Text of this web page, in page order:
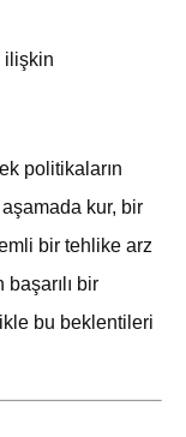
ilişkin
politikaların
kur, bir
bir tehlike arz
bir
bu beklentileri